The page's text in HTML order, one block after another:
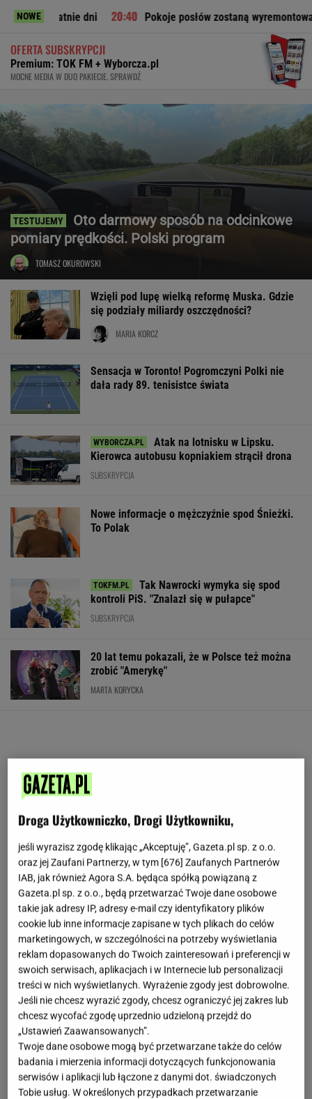
NOWE
dni Pokoje posłów zostaną wyremontowane".
OFERTA SUBSKRYPCJI
Premium: TOK FM + Wyborcza.pl
MOCNE MEDIA W DUO PAKIECIE. SPRAWDŹ
Oto darmowy sposób na odcinkowe
pomiary prędkości. Polski program
TOMASZ OKUROWSKI
Wzięli pod lupę wielką reformę Muska. Gdzie
się podziały miliardy oszczędności?
MARIA KORCZ
Sensacja w Toronto! Pogromczyni Polki nie
dała rady 89. tenisistce świata
Atak na lotnisku w Lipsku.
Kierowca autobusu kopniakiem strącił drona
SUBSKRYPCJA
Nowe informacje o mężczyźnie spod Śnieżki.
To Polak
Tak Nawrocki wymyka się spod
kontroli PiS. "Znalazł się w pułapce"
SUBSKRYPCJA
20 lat temu pokazali, że w Polsce też można
zrobić "Amerykę"
MARTA KORYCKA
Decyzja Lewej wywołała burzę.
Zając ma jasne zdanie o wyjazdach bez dzieci
ALEKSANDRA PIETROW
"Pionowe miasto" będzie mieć 140 metrów.
Jego wnętrze robi wrażenie
Droga Użytkowniczko, Drogi Użytkowniku,
jeśli wyrazisz zgodę klikając „Akceptuję”, Gazeta.pl sp. z o.o.
oraz jej Zaufani Partnerzy, w tym [676] Zaufanych Partnerów
IAB, jak również Agora S.A. będąca spółką powiązaną z
Gazeta.pl sp. z o.o., będą przetwarzać Twoje dane osobowe
takie jak adresy IP, adresy e-mail czy identyfikatory plików
cookie lub inne informacje zapisane w tych plikach do celów
marketingowych, w szczególności na potrzeby wyświetlania
reklam dopasowanych do Twoich zainteresowań i preferencji w
swoich serwisach, aplikacjach i w Internecie lub personalizacji
treści w nich wyświetlanych. Wyrażenie zgody jest dobrowolne.
Jeśli nie chcesz wyrazić zgody, chcesz ograniczyć jej zakres lub
chcesz wycofać zgodę uprzednio udzieloną przejdź do
„Ustawień Zaawansowanych”.
Twoje dane osobowe mogą być przetwarzane także do celów
badania i mierzenia informacji dotyczących funkcjonowania
serwisów i aplikacji lub łączone z danymi dot. świadczonych
Tobie usług. W określonych przypadkach przetwarzanie